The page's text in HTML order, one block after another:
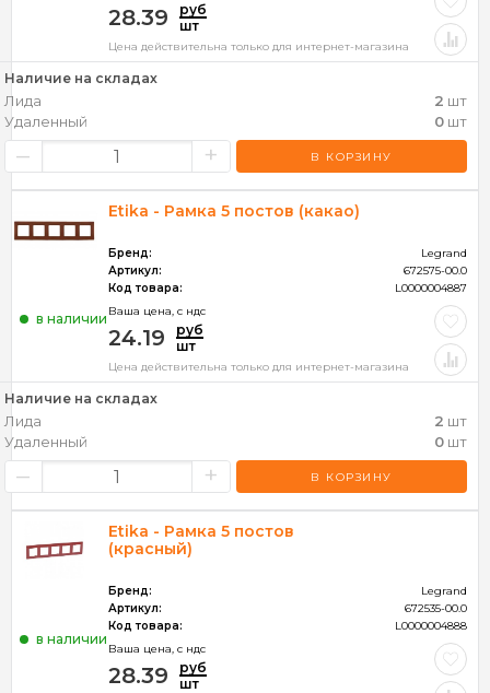
28.39
руб
шт
Цена действительна только для интернет-магазина
Наличие на складах
Лида 2 шт
Удаленный
0 шт
– + В КОРЗИНУ
Etika - Рамка 5 постов (какао)
Бренд:
Legrand
Артикул:
672575-00.0
Код товара:
L0000004887
Ваша цена, c ндс
24.19
руб
шт
в наличии
Цена действительна только для интернет-магазина
Наличие на складах
Лида 2 шт
Удаленный
0 шт
– + В КОРЗИНУ
Etika - Рамка 5 постов
(красный)
Бренд:
Legrand
Артикул:
672535-00.0
Код товара:
L0000004888
Ваша цена, c ндс
28.39
руб
шт
в наличии